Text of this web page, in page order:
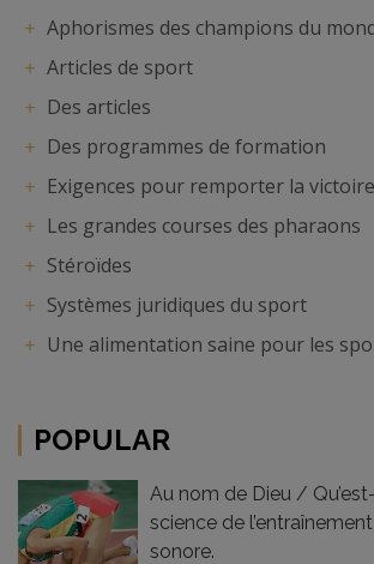
Aphorismes des champions du
Articles de sport
Des articles
Des programmes de formation
Exigences pour remporter la victoire
Les grandes courses des pharaons
Stéroïdes
Systèmes juridiques du sport
Une alimentation saine pour les
POPULAR
Au nom de Dieu /
science de
sonore.